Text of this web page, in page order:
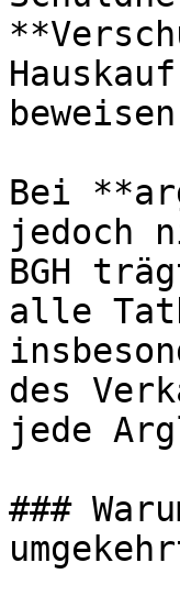
Bei
jedoch
BGH
alle
des
jede
###